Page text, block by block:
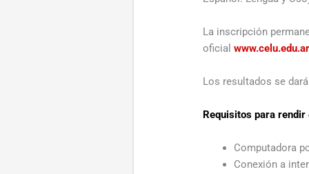
La inscripción
oficial www.celu.edu.ar
Los resultados se
Requisitos para rendir
Computadora
Conexión a